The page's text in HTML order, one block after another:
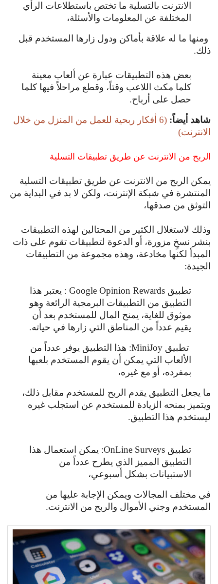
الانترنت بالتسلية ما تختص باستطلاعات الرأي
المختلفة عن المعلومات والأسئلة،
ومنها ما له علاقة بأماكن ودول زارها المستخدم قبل
ذلك.
بعض هذه التطبيقات عبارة عن ألعاب معينة
كلما مكث اللاعب وقتاً، وقطع مراحلاً فيها كلما
حصل على أرباح.
شاهد أيضاً:
(6 أفكار ربحية للعمل من المنزل من خلال
الانترنت)
الربح من الانترنت عن طريق تطبيقات التسلية
يمكن الربح من الانترنت عن طريق تطبيقات التسلية
المنتشرة في شبكة الإنترنت، ولكن لا بد في البداية من
التوثق من صدقها،
وذلك لاستغلال الكثير من المحتالين لهذه التطبيقات
بنشر نسخٍ مزورة، أو الدعوة لتطبيقات تقوم على ذات
المبدأ لكنها مخادعة، وهذه مجموعة من التطبيقات
الجيدة:
تطبيق Google Opinion Rewards : يعتبر هذا
التطبيق من التطبيقات البرمجية الرائعة وهو
موثوق للغاية، يمنح المال للمستخدم بعد أن
يقيم عدداً من المناطق التي زارها في حياته.
تطبيق MiniJoy: هذا التطبيق يوفر عدداً من
الألعاب التي يمكن أن يقوم المستخدم بلعبها
بمفرده، أو مع غيره،
ما يجعل التطبيق يقدم الربح للمستخدم مقابل ذلك،
ويتميز بمنحه الزيادة للمستخدم عن استجلب غيره
ليستخدم هذا التطبيق.
تطبيق OnLine Surveys: يمكن استعمال هذا
التطبيق المميز الذي يطرح عدداً من
الاستبيانات بشكل أسبوعي،
في مختلف المجالات ويمكن الإجابة عليها من
المستخدم وجني الأموال والربح من الانترنت.